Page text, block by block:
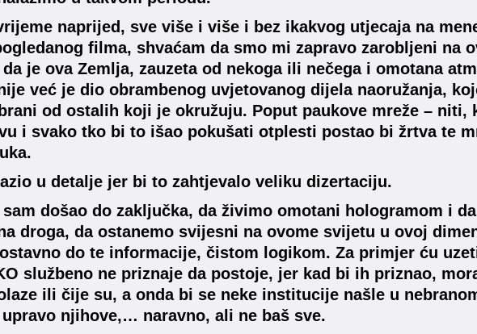
naprijed, sve više i više i bez ikakvog utjecaja na
filma, shvaćam da smo mi zapravo zarobljeni na
je ova Zemlja, zauzeta od nekoga ili nečega i omotana
već je dio obrambenog uvjetovanog dijela naoružanja,
od ostalih koji je okružuju. Poput paukove mreže – niti,
i svako tko bi to išao pokušati otplesti postao bi žrtva te
u detalje jer bi to zahtjevalo veliku dizertaciju.
došao do zaključka, da živimo omotani hologramom i
droga, da ostanemo svijesni na ovome svijetu u ovoj
do te informacije, čistom logikom. Za primjer ću
službeno ne priznaje da postoje, jer kad bi ih priznao,
ili čije su, a onda bi se neke institucije našle u
upravo njihove,… naravno, ali ne baš sve.